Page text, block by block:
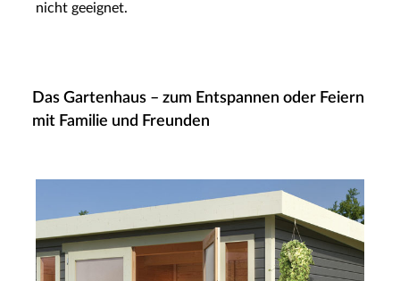
nicht geeignet.
Das Gartenhaus – zum Entspannen oder Feiern
mit Familie und Freunden